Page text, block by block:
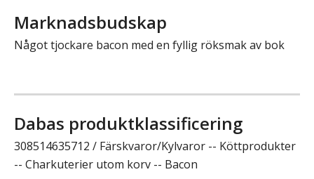
Marknadsbudskap
Något tjockare bacon med en fyllig röksmak av bok
Dabas produktklassificering
308514635712 / Färskvaror/Kylvaror -- Köttprodukter
-- Charkuterier utom korv -- Bacon